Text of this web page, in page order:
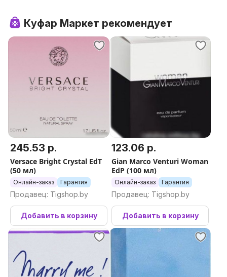
Куфар Маркет рекомендует
245.53 р.
Versace Bright Crystal EdT
(50 мл)
Онлайн-заказ Гарантия
Продавец: Tigshop.by
Добавить в корзину
123.06 р.
Gian Marco Venturi Woman
EdP (100 мл)
Онлайн-заказ Гарантия
Продавец: Tigshop.by
Добавить в корзину